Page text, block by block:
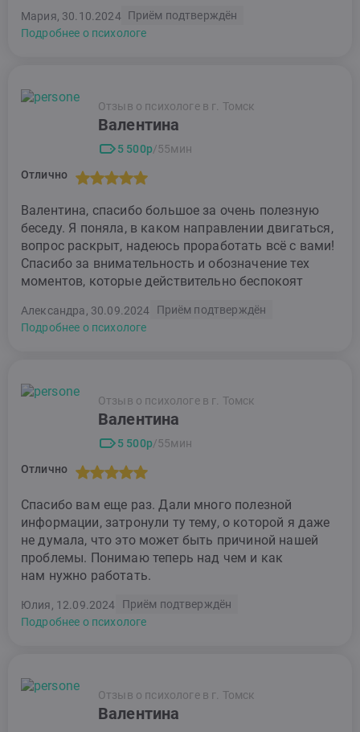
Мария, 30.10.2024 Приём подтверждён
Подробнее о психологе
Отзыв о психологе в г. Томск
Валентина
5 500р/55мин
Отлично
Валентина, спасибо большое за очень полезную
беседу. Я поняла, в каком направлении двигаться,
вопрос раскрыт, надеюсь проработать всё с вами!
Спасибо за внимательность и обозначение тех
моментов, которые действительно беспокоят
Александра, 30.09.2024
Приём подтверждён
Подробнее о психологе
Отзыв о психологе в г. Томск
Валентина
5 500р/55мин
Отлично
Спасибо вам еще раз. Дали много полезной
информации, затронули ту тему, о которой я даже
не думала, что это может быть причиной нашей
проблемы. Понимаю теперь над чем и как
нам нужно работать.
Юлия, 12.09.2024
Приём подтверждён
Подробнее о психологе
Отзыв о психологе в г. Томск
Валентина